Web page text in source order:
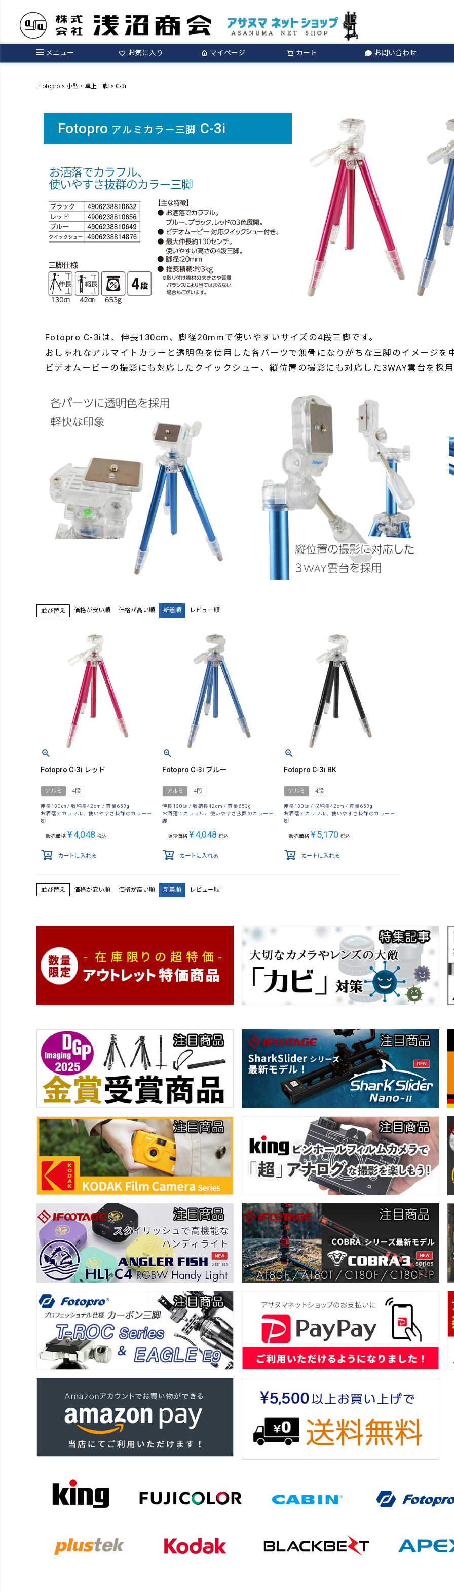
メニュー お気に入り マイページ カート お問い合わせ
検索
Fotopro 小型・卓上三脚 C-3i
Fotopro アルミカラー三脚 C-3i
Fotopro C-3iは、伸長130cm、脚径20mmで使いやすいサイズの4段三脚です。
おしゃれなアルマイトカラーと透明色を使用した各パーツで無骨になりがちな三脚のイメージを
ビデオムービーの撮影にも対応したクイックシュー、縦位置の撮影にも対応した3WAY雲台を採
並び替え 価格が安い順 価格が高い順 新着順 レビュー順
Fotopro C-3i レッド
アルミ 4段
伸長130㎝ / 収納長42cm / 質量653g
お洒落でカラフル、使いやすさ抜群のカラー三
脚
販売価格 ¥4,048 税込
カートに入れる
Fotopro C-3i ブルー
アルミ 4段
伸長130㎝ / 収納長42cm / 質量653g
お洒落でカラフル、使いやすさ抜群のカラー三
脚
販売価格 ¥4,048 税込
カートに入れる
Fotopro C-3i BK
アルミ 4段
伸長130㎝ / 収納長42cm / 質量653g
お洒落でカラフル、使いやすさ抜群のカラー三
脚
販売価格 ¥5,170 税込
カートに入れる
並び替え 価格が安い順 価格が高い順 新着順 レビュー順